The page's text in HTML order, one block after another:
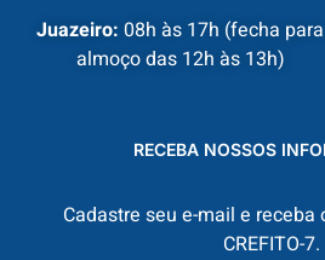
Juazeiro: 08h às 17h (fecha para
almoço das 12h às 13h)
RECEBA NOSSOS
Cadastre seu e-mail e
CREFITO-7.